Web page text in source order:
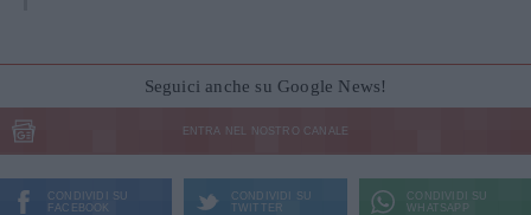
Seguici anche su Google News!
ENTRA NEL NOSTRO CANALE
CONDIVIDI SU
FACEBOOK
CONDIVIDI SU
TWITTER
CONDIVIDI SU
WHATSAPP